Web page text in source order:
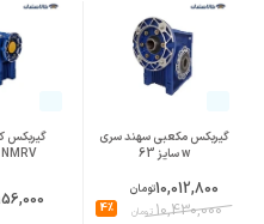
گیربکس مکعبی سهند سری
w سایز 63
10,012,800تومان
10,430,000تومان 4%
گیربکس
NMRV سایز 75